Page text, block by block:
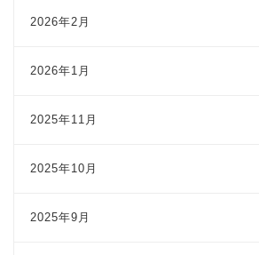
2026年2月
2026年1月
2025年11月
2025年10月
2025年9月